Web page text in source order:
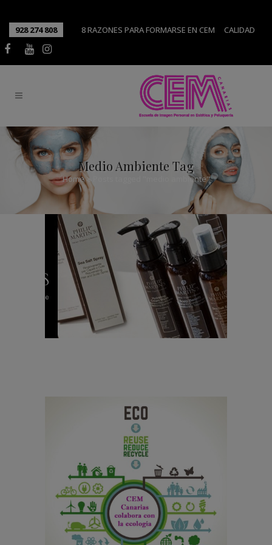
928 274 808 8 RAZONES PARA FORMARSE EN CEM CALIDAD
Medio Ambiente Tag
Home> Posts tagged "medio ambiente"
Cómo elegir un tinte
orgánico y natural
para un pelo perfecto
Trucos para respetar
la naturaleza en las
peluquerías